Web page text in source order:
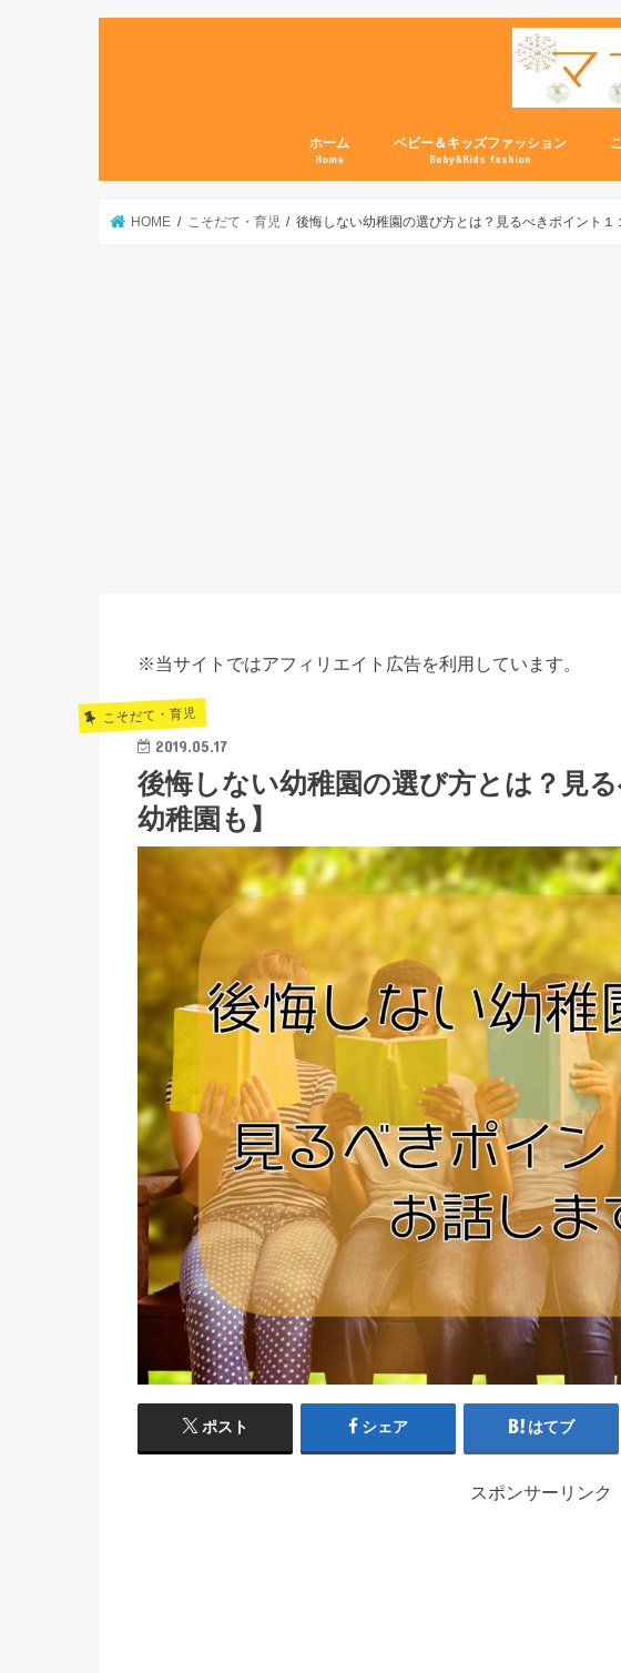
ホーム
Home
ベビー＆キッズファッション
Baby&Kids fashion
HOME こそだて・育児 後悔しない幼稚園の選び方とは？見るべきポイント１
※当サイトではアフィリエイト広告を利用しています。
こそだて・育児
2019.05.17
後悔しない幼稚園の選び方とは？見
幼稚園も】
ポスト シェア はてブ
スポンサーリンク